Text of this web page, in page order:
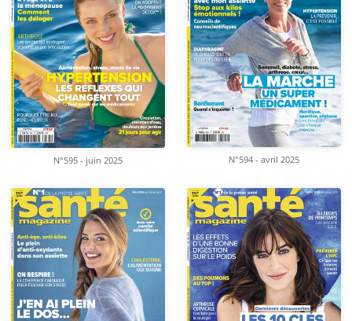
N°595 - juin 2025 N°594 - avril 2025